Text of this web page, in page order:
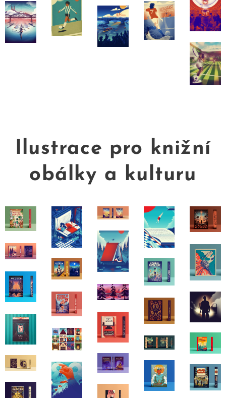
Ilustrace pro knižní
obálky a kulturu